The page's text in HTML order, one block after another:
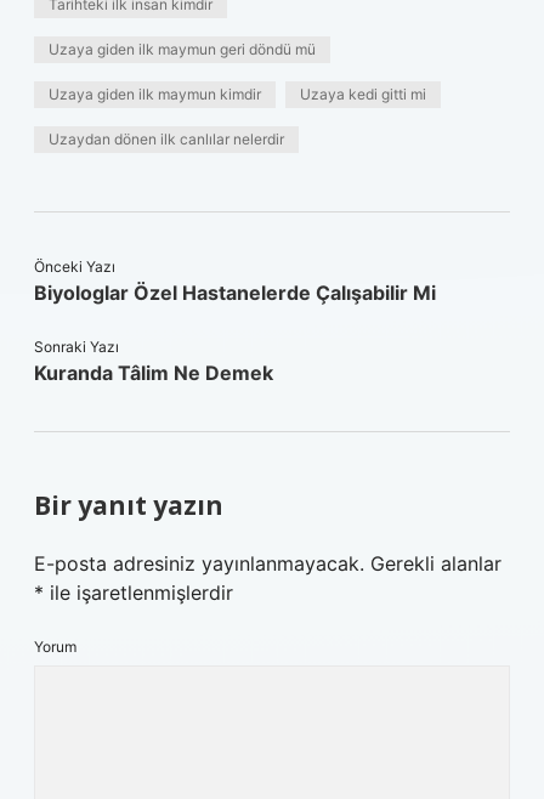
Tarihteki ilk insan kimdir
Uzaya giden ilk maymun geri döndü mü
Uzaya giden ilk maymun kimdir Uzaya kedi gitti mi
Uzaydan dönen ilk canlılar nelerdir
Önceki Yazı
Biyologlar Özel Hastanelerde Çalışabilir Mi
Sonraki Yazı
Kuranda Tâlim Ne Demek
Bir yanıt yazın
E-posta adresiniz yayınlanmayacak. Gerekli alanlar
* ile işaretlenmişlerdir
Yorum